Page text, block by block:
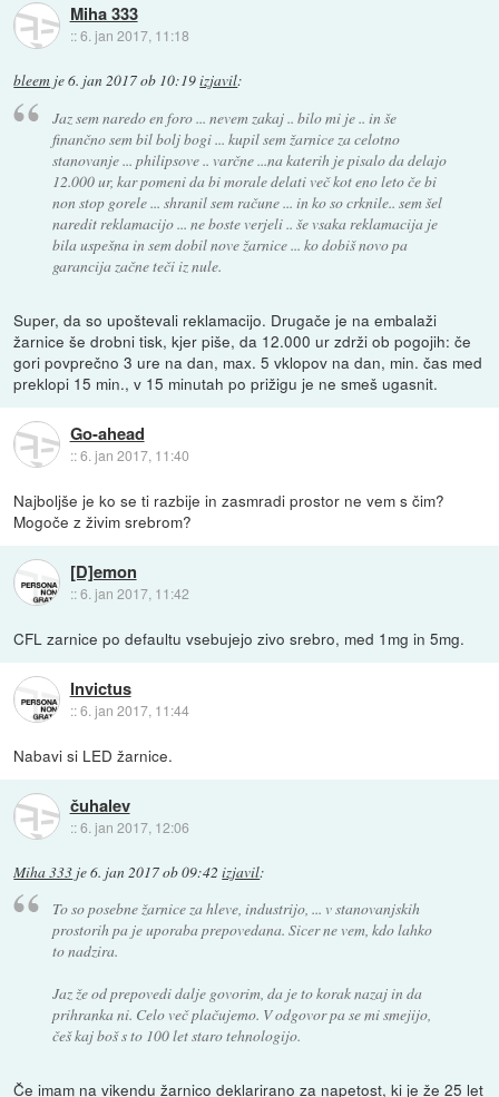
Miha 333
::6. jan 2017, 11:18
bleem je6. jan 2017 ob 10:19izjavil:
Jaz sem naredo en foro ... nevem zakaj .. bilo mi je .. in še
finančno sem bil bolj bogi ... kupil sem žarnice za celotno
stanovanje ... philipsove .. varčne ...na katerih je pisalo da delajo
12.000 ur, kar pomeni da bi morale delati več kot eno leto če bi
non stop gorele ... shranil sem račune ... in ko so crknile.. sem šel
naredit reklamacijo ... ne boste verjeli .. še vsaka reklamacija je
bila uspešna in sem dobil nove žarnice ... ko dobiš novo pa
garancija začne teči iz nule.
Super, da so upoštevali reklamacijo. Drugače je na embalaži
žarnice še drobni tisk, kjer piše, da 12.000 ur zdrži ob pogojih: če
gori povprečno 3 ure na dan, max. 5 vklopov na dan, min. čas med
preklopi 15 min., v 15 minutah po prižigu je ne smeš ugasnit.
Go-ahead
::6. jan 2017, 11:40
Najboljše je ko se ti razbije in zasmradi prostor ne vem s čim?
Mogoče z živim srebrom?
[D]emon
::6. jan 2017, 11:42
CFL zarnice po defaultu vsebujejo zivo srebro, med 1mg in 5mg.
Invictus
::6. jan 2017, 11:44
Nabavi si LED žarnice.
čuhalev
::6. jan 2017, 12:06
Miha 333 je6. jan 2017 ob 09:42 izjavil:
To so posebne žarnice za hleve, industrijo, ... v stanovanjskih
prostorih pa je uporaba prepovedana. Sicer ne vem, kdo lahko
to nadzira.
Jaz že od prepovedi dalje govorim, da je to korak nazaj in da
prihranka ni. Celo več plačujemo. V odgovor pa se mi smejijo,
češ kaj boš s to 100 let staro tehnologijo.
Če imam na vikendu žarnico deklarirano za napetost, ki je že 25 let